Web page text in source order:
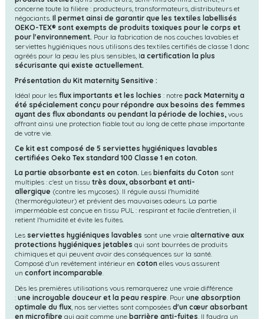
concerne toute la filière : producteurs, transformateurs, distributeurs et
négociants. Il permet ainsi de garantir que les textiles labellisés
OEKO-TEX® sont exempts de produits toxiques pour le corps et
pour l'environnement. Pour la fabrication de nos couches lavables et
serviettes hygiéniques nous utilisons des textiles certifiés de classe 1 donc
agréés pour la peau les plus sensibles, la certification la plus
sécurisante qui existe actuellement.
Présentation du Kit maternity Sensitive :
Idéal pour les flux importants et les lochies : notre pack Maternity a
été spécialement conçu pour répondre aux besoins des femmes
ayant des flux abondants ou pendant la période de lochies, vous
offrant ainsi une protection fiable tout au long de cette phase importante
de votre vie.
Ce kit est composé de 5 serviettes hygiéniques lavables
certifiées Oeko Tex standard 100 Classe 1 en coton.
La partie absorbante est en coton. Les bienfaits du Coton sont
multiples : c'est un tissu très doux, absorbant et anti-
allergique (contre les mycoses). Il régule aussi l'humidité
(thermorégulateur) et prévient des mauvaises odeurs. La partie
imperméable est conçue en tissu PUL : respirant et facile d'entretien, il
retient l'humidité et évite les fuites.
Les serviettes hygiéniques lavables sont une vraie alternative aux
protections hygiéniques jetables qui sont bourrées de produits
chimiques et qui peuvent avoir des conséquences sur la santé.
Composé d'un revêtement intérieur en coton elles vous assurent
un confort incomparable
Dès les premières utilisations vous remarquerez une vraie différence
: une incroyable douceur et la peau respire . Pour une absorption
optimale du flux , nos serviettes sont composées d'un cœur absorbant
en microfibre qui agit comme une barrière anti-fuites . Il faudra un